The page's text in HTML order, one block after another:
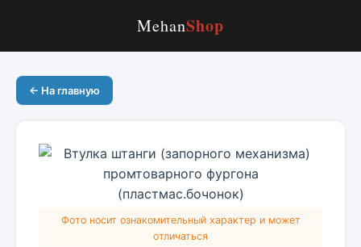
MehanShop
← На главную
Фото носит ознакомительный характер и может
отличаться